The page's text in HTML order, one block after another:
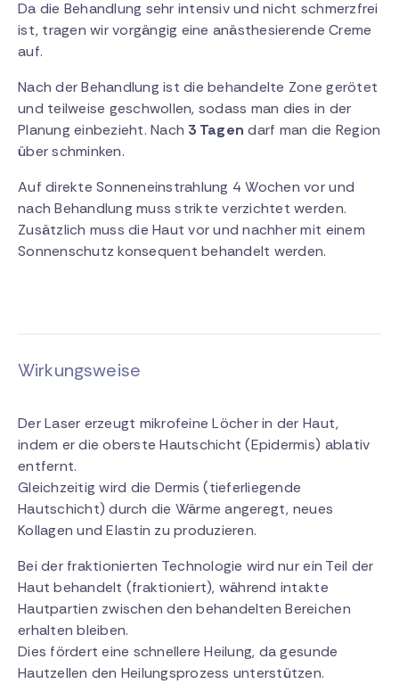
Da die Behandlung sehr intensiv und nicht schmerzfrei
ist, tragen wir vorgängig eine anästhesierende Creme
auf.
Nach der Behandlung ist die behandelte Zone gerötet
und teilweise geschwollen, sodass man dies in der
Planung einbezieht. Nach 3 Tagen darf man die Region
über schminken.
Auf direkte Sonneneinstrahlung 4 Wochen vor und
nach Behandlung muss strikte verzichtet werden.
Zusätzlich muss die Haut vor und nachher mit einem
Sonnenschutz konsequent behandelt werden.
Wirkungsweise
Der Laser erzeugt mikrofeine Löcher in der Haut,
indem er die oberste Hautschicht (Epidermis) ablativ
entfernt.
Gleichzeitig wird die Dermis (tieferliegende
Hautschicht) durch die Wärme angeregt, neues
Kollagen und Elastin zu produzieren.
Bei der fraktionierten Technologie wird nur ein Teil der
Haut behandelt (fraktioniert), während intakte
Hautpartien zwischen den behandelten Bereichen
erhalten bleiben.
Dies fördert eine schnellere Heilung, da gesunde
Hautzellen den Heilungsprozess unterstützen.